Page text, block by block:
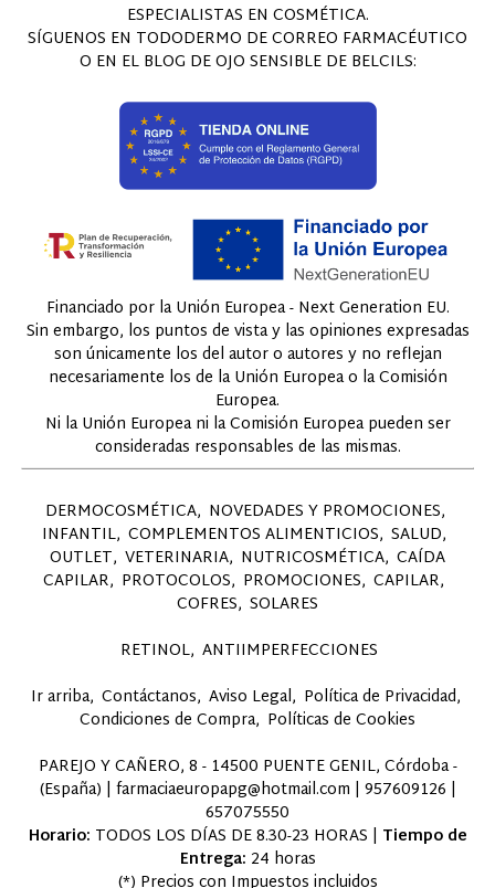
ESPECIALISTAS EN COSMÉTICA.
SÍGUENOS EN TODODERMO DE CORREO FARMACÉUTICO
O EN EL BLOG DE OJO SENSIBLE DE BELCILS:
Financiado por la Unión Europea - Next Generation EU.
Sin embargo, los puntos de vista y las opiniones expresadas
son únicamente los del autor o autores y no reflejan
necesariamente los de la Unión Europea o la Comisión
Europea.
Ni la Unión Europea ni la Comisión Europea pueden ser
consideradas responsables de las mismas.
DERMOCOSMÉTICA NOVEDADES Y PROMOCIONES
INFANTIL COMPLEMENTOS ALIMENTICIOS SALUD
OUTLET VETERINARIA NUTRICOSMÉTICA CAÍDA
CAPILAR PROTOCOLOS PROMOCIONES CAPILAR
COFRES SOLARES
RETINOL ANTIIMPERFECCIONES
Ir arriba Contáctanos Aviso Legal Política de Privacidad
Condiciones de Compra Políticas de Cookies
PAREJO Y CAÑERO, 8 - 14500 PUENTE GENIL, Córdoba -
(España) | farmaciaeuropapg@hotmail.com | 957609126 |
657075550
Horario: TODOS LOS DÍAS DE 8.30-23 HORAS | Tiempo de
Entrega: 24 horas